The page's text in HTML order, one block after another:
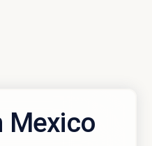
Mexico